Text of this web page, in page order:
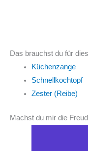
Das brauchst du für
Küchenzange
Schnellkochtopf
Zester (Reibe)
Machst du mir die